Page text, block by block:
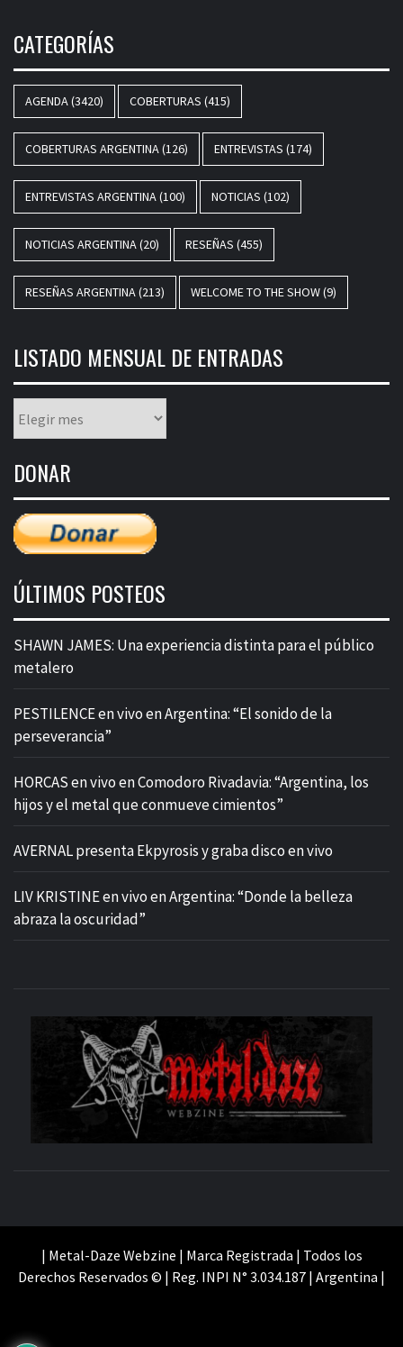
CATEGORÍAS
AGENDA(3420) COBERTURAS (415)
COBERTURAS ARGENTINA(126) ENTREVISTAS (174)
ENTREVISTAS ARGENTINA(100) NOTICIAS (102)
NOTICIAS ARGENTINA(20) RESEÑAS (455)
RESEÑAS ARGENTINA(213) WELCOME TO THE SHOW(9)
LISTADO MENSUAL DE ENTRADAS
mensual
entradas
DONAR
ÚLTIMOS POSTEOS
SHAWN JAMES: Una experiencia distinta para el público
metalero
PESTILENCE en vivo en Argentina: “El sonido de la
perseverancia”
HORCAS en vivo en Comodoro Rivadavia: “Argentina, los
hijos y el metal que conmueve cimientos”
AVERNAL presenta Ekpyrosis y graba disco en vivo
LIV KRISTINE en vivo en Argentina: “Donde la belleza
abraza la oscuridad”
| Metal-Daze Webzine | Marca Registrada | Todos los
Derechos Reservados © | Reg. INPI N° 3.034.187 | Argentina |